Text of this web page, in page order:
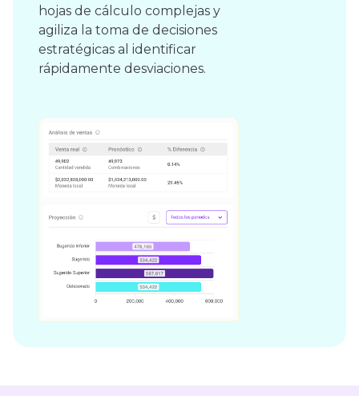
hojas de cálculo complejas y
agiliza la toma de decisiones
estratégicas al identificar
rápidamente desviaciones.